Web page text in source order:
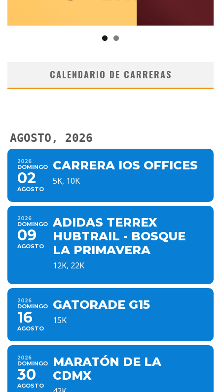
CALENDARIO DE CARRERAS
AGOSTO, 2026
2026
DOMINGO
02
AGOSTO
CARRERA IOS OFFICES
5K, 10K
2026
DOMINGO
09
AGOSTO
ADIDAS TERREX
HUBTRAIL - BOSQUE
LA PRIMAVERA
12K, 22K
2026
DOMINGO
16
AGOSTO
GATORADE G15
15K
2026
DOMINGO
30
AGOSTO
MARATÓN DE LA
CDMX